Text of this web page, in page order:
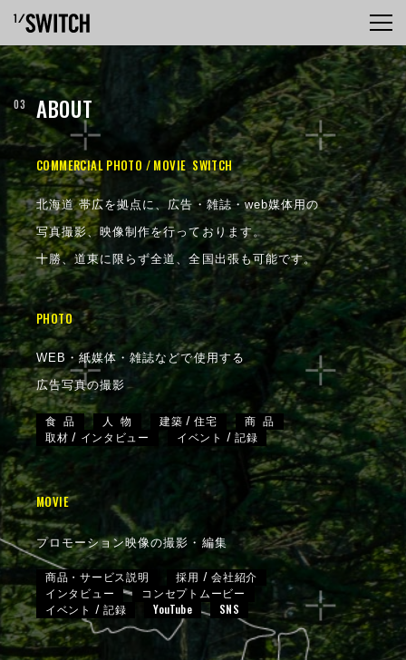
ABOUT
COMMERCIAL PHOTO / MOVIE SWITCH
北海道 帯広を拠点に、広告・雑誌・web媒体用の
写真撮影、映像制作を行っております。
十勝、道東に限らず全道、全国出張も可能です。
PHOTO
WEB・紙媒体・雑誌などで使用する
広告写真の撮影
食 品 人 物 建築 / 住宅
商 品
取材 / インタビュー
イベント / 記録
MOVIE
プロモーション映像の撮影・編集
商品・サービス説明
採用 / 会社紹介
インタビュー
コンセプトムービー
イベント / 記録
YouTube SNS